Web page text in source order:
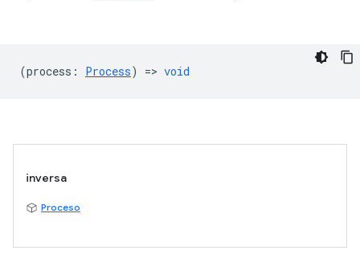
(process : Process) => void
inversa
Proceso